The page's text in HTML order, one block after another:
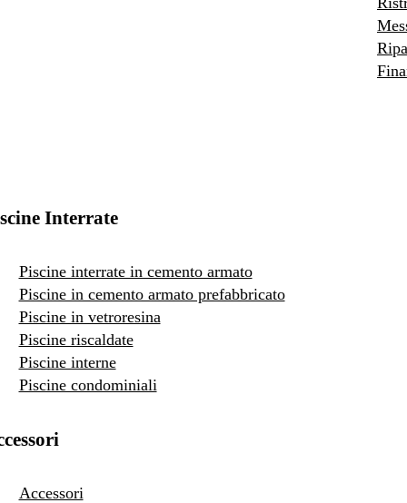
Interrate
Piscine interrate in cemento armato
Piscine in cemento armato prefabbricato
Piscine in vetroresina
Piscine riscaldate
Piscine interne
Piscine condominiali
Accessori